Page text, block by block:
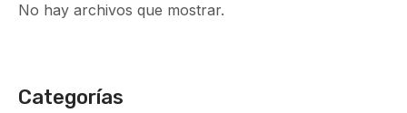
No hay archivos que mostrar.
Categorías